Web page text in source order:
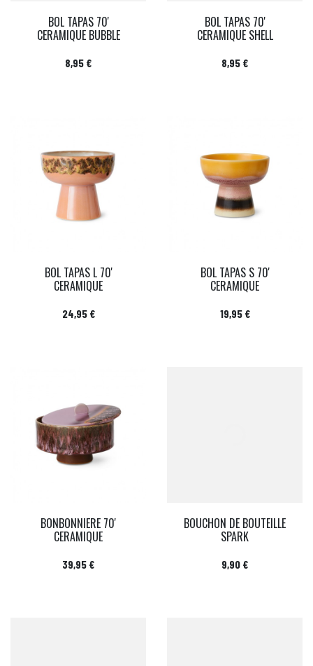
BOL TAPAS 70'
CERAMIQUE BUBBLE
Prix
8,95 €
BOL TAPAS 70'
CERAMIQUE SHELL
Prix
8,95 €
BOL TAPAS L 70'
CERAMIQUE
Prix
24,95 €
BOL TAPAS S 70'
CERAMIQUE
Prix
19,95 €
BONBONNIERE 70'
CERAMIQUE
Prix
39,95 €
BOUCHON DE BOUTEILLE
SPARK
Prix
9,90 €